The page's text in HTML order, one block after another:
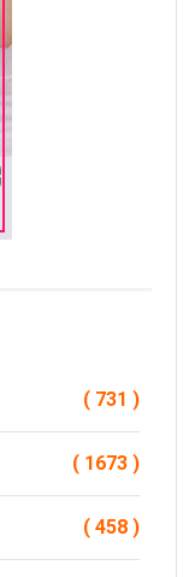
( 731 )
( 1673 )
( 458 )